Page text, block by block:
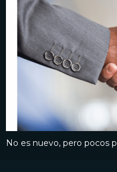
No es nuevo, pero pocos